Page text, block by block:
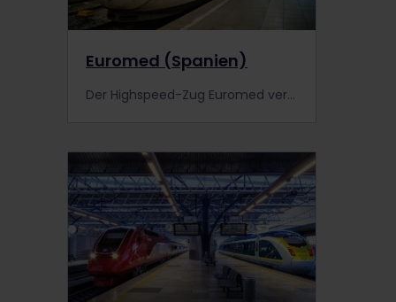
Euromed (Spanien)
Der Highspeed-Zug Euromed verkehrt entlang der Mittelmeerküste von Barcelona nach Alicante. Mehr erfahren.